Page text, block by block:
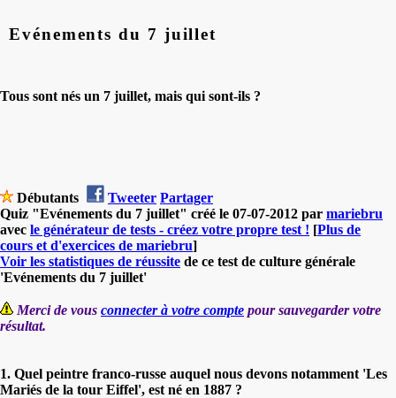
Evénements du 7 juillet
Tous sont nés un 7 juillet, mais qui sont-ils ?
Débutants Tweeter Partager
Quiz "Evénements du 7 juillet" créé le 07-07-2012 par mariebru
avec le générateur de tests - créez votre propre test ! [Plus de
cours et d'exercices de mariebru]
Voir les statistiques de réussite de ce test de culture générale
'Evénements du 7 juillet'
Merci de vous connecter à votre compte pour sauvegarder votre
résultat.
1. Quel peintre franco-russe auquel nous devons notamment 'Les
Mariés de la tour Eiffel', est né en 1887 ?